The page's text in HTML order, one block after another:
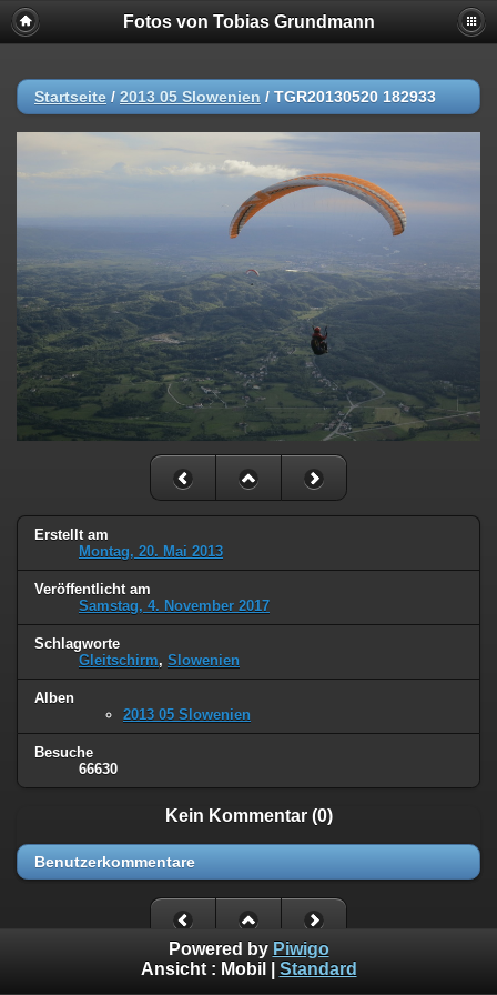
Fotos von Tobias Grundmann
Startseite / 2013 05 Slowenien / TGR20130520 182933
Erstellt am
Montag, 20. Mai 2013
Veröffentlicht am
Samstag, 4. November 2017
Schlagworte
Gleitschirm, Slowenien
Alben
2013 05 Slowenien
Besuche
66630
Kein Kommentar (0)
Benutzerkommentare
Powered by Piwigo
Ansicht : Mobil Standard